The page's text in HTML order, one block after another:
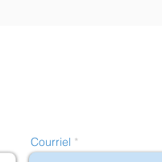
Courriel